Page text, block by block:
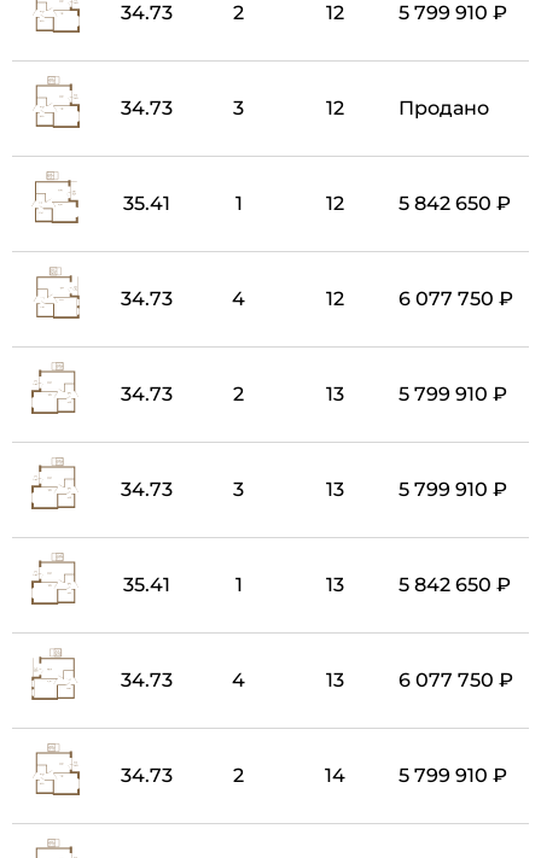
34.73 2 12 5 799 910 ₽
34.73 3 12 Продано
35.41 1 12 5 842 650 ₽
34.73 4 12 6 077 750 ₽
34.73 2 13 5 799 910 ₽
34.73 3 13 5 799 910 ₽
35.41 1 13 5 842 650 ₽
34.73 4 13 6 077 750 ₽
34.73 2 14 5 799 910 ₽